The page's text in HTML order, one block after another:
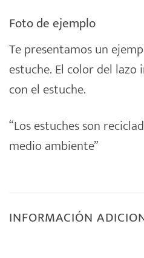
Foto de ejemplo
Te presentamos un
estuche. El color del
con el estuche.
“Los estuches son
medio ambiente”
INFORMACIÓN